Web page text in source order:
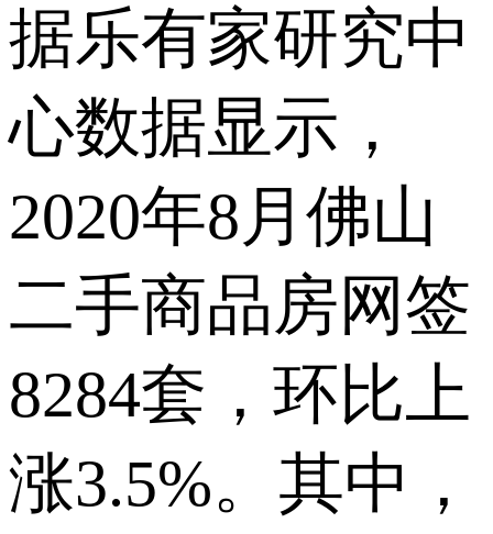
据乐有家研究中
心数据显示，
2020年8月佛山
二手商品房网签
8284套，环比上
涨3.5%。其中，